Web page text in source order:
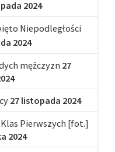
2024
Niepodległości
2024
mężczyzn 27
27 listopada 2024
Pierwszych [fot.]
2024